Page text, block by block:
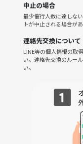
📚ちなみに普段は、家
い、今回の企画に至りまし
🕰当日の流れ（予定）
18:20〜 感想シェア・雑
※途中参加・早退OK、
中止の場合
最少催行人数に達しな
トが中止される場合が
連絡先交換について
LINE等の個人情報の取
い。連絡先交換のルー
い。